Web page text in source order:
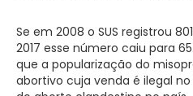
Se em 2008 o SUS registrou
2017 esse número caiu para
que a popularização do
abortivo cuja venda é ilegal